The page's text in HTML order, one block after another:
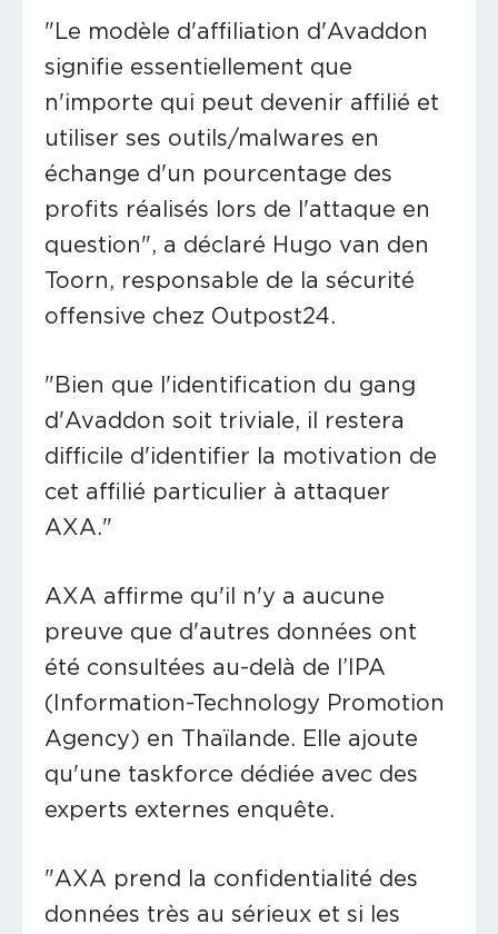
"Le modèle d'affiliation d'Avaddon
signifie essentiellement que
n'importe qui peut devenir affilié et
utiliser ses outils/malwares en
échange d'un pourcentage des
profits réalisés lors de l'attaque en
question", a déclaré Hugo van den
Toorn, responsable de la sécurité
offensive chez Outpost24.
"Bien que l'identification du gang
d'Avaddon soit triviale, il restera
difficile d'identifier la motivation de
cet affilié particulier à attaquer
AXA."
AXA affirme qu'il n'y a aucune
preuve que d'autres données ont
été consultées au-delà de l’IPA
(Information-Technology Promotion
Agency) en Thaïlande. Elle ajoute
qu'une taskforce dédiée avec des
experts externes enquête.
"AXA prend la confidentialité des
données très au sérieux et si les